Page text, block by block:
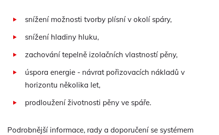
snížení možnosti tvorby plísní v okolí spáry,
snížení hladiny hluku,
zachování tepelně izolačních vlastností pěny,
úspora energie - návrat pořizovacích nákladů v
horizontu několika let,
prodloužení životnosti pěny ve spáře.
Podrobnější informace, rady a doporučení se systémem